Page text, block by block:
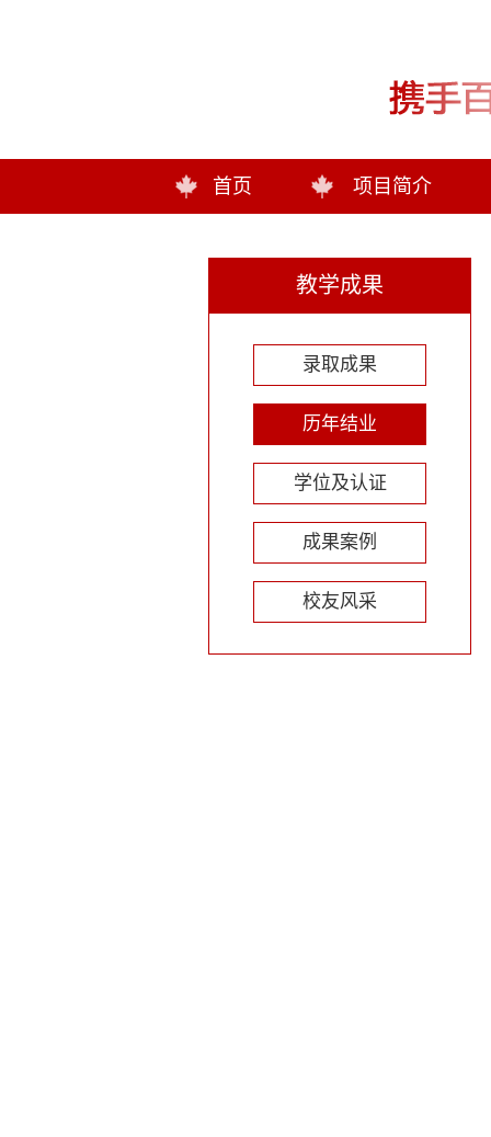
首页 项目简介
教学成果
录取成果
历年结业
学位及认证
成果案例
校友风采